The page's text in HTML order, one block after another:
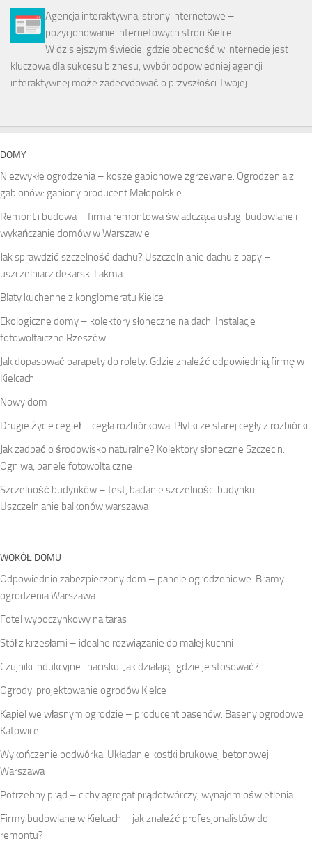
Agencja interaktywna, strony internetowe –
pozycjonowanie internetowych stron Kielce
W dzisiejszym świecie, gdzie obecność w internecie jest
kluczowa dla sukcesu biznesu, wybór odpowiedniej agencji
interaktywnej może zadecydować o przyszłości Twojej …
DOMY
Niezwykłe ogrodzenia – kosze gabionowe zgrzewane. Ogrodzenia z
gabionów: gabiony producent Małopolskie
Remont i budowa – firma remontowa świadcząca usługi budowlane i
wykańczanie domów w Warszawie
Jak sprawdzić szczelność dachu? Uszczelnianie dachu z papy –
uszczelniacz dekarski Lakma
Blaty kuchenne z konglomeratu Kielce
Ekologiczne domy – kolektory słoneczne na dach. Instalacje
fotowoltaiczne Rzeszów
Jak dopasować parapety do rolety. Gdzie znaleźć odpowiednią firmę w
Kielcach
Nowy dom
Drugie życie cegieł – cegła rozbiórkowa. Płytki ze starej cegły z rozbiórki
Jak zadbać o środowisko naturalne? Kolektory słoneczne Szczecin.
Ogniwa, panele fotowoltaiczne
Szczelność budynków – test, badanie szczelności budynku.
Uszczelnianie balkonów warszawa
WOKÓŁ DOMU
Odpowiednio zabezpieczony dom – panele ogrodzeniowe. Bramy
ogrodzenia Warszawa
Fotel wypoczynkowy na taras
Stół z krzesłami – idealne rozwiązanie do małej kuchni
Czujniki indukcyjne i nacisku: Jak działają i gdzie je stosować?
Ogrody: projektowanie ogrodów Kielce
Kąpiel we własnym ogrodzie – producent basenów. Baseny ogrodowe
Katowice
Wykończenie podwórka. Układanie kostki brukowej betonowej
Warszawa
Potrzebny prąd – cichy agregat prądotwórczy, wynajem oświetlenia
Firmy budowlane w Kielcach – jak znaleźć profesjonalistów do
remontu?